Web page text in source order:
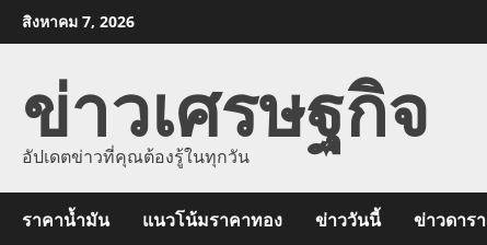
Skip
to
สิงหาคม 7, 2026
ข่าวเศรษฐกิจ
อัปเดตข่าวที่คุณต้องรู้ในทุกวัน
ราคาน้ำมัน แนวโน้มราคาทอง ข่าววันนี้ ข่าวดารา